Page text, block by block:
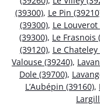
(39300), Le Pin
(39300), Le Louverot
(39300), Le Frasnois
(39120), Le Chateley
Valouse (39240),
Dole (39700),
L’Aubépin (39160),